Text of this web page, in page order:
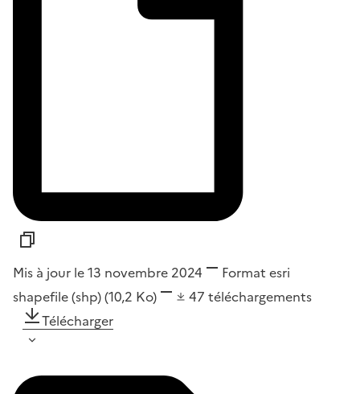
Mis à jour le 13 novembre 2024 Format esri
shapefile (shp)(10,2 Ko) 47 téléchargements
Télécharger